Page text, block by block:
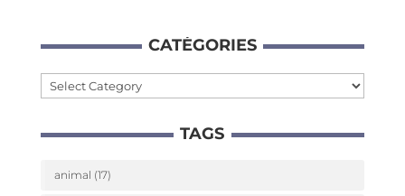
CATÉ­GO­RIES
Caté­
ries
TAGS
animal (17)